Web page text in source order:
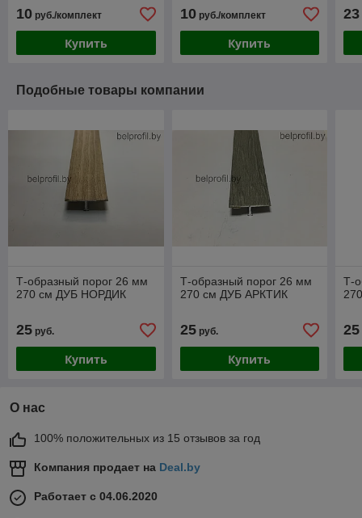
10 руб./комплект
Купить
10руб./комплект
Купить
23
Подобные товары компании
Т-образный порог 26 мм
270 см ДУБ НОРДИК
25 руб.
Купить
Т-образный порог 26 мм
270 см ДУБ АРКТИК
25руб.
Купить
Т-
25
О нас
100% положительных из 15 отзывов за год
Компания продает на Deal.by
Работает с 04.06.2020